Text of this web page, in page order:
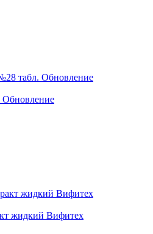
Обновление
жидкий Вифитех